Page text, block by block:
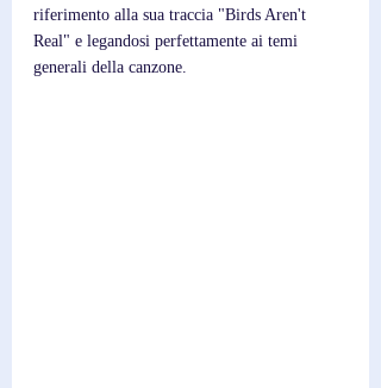
riferimento alla sua traccia "Birds Aren't
Real" e legandosi perfettamente ai temi
generali della canzone.